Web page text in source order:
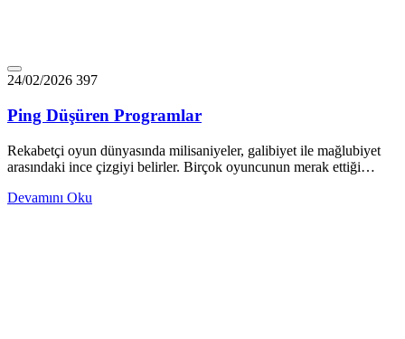
24/02/2026 397
Ping Düşüren Programlar
Rekabetçi oyun dünyasında milisaniyeler, galibiyet ile mağlubiyet
arasındaki ince çizgiyi belirler. Birçok oyuncunun merak ettiği…
Devamını Oku